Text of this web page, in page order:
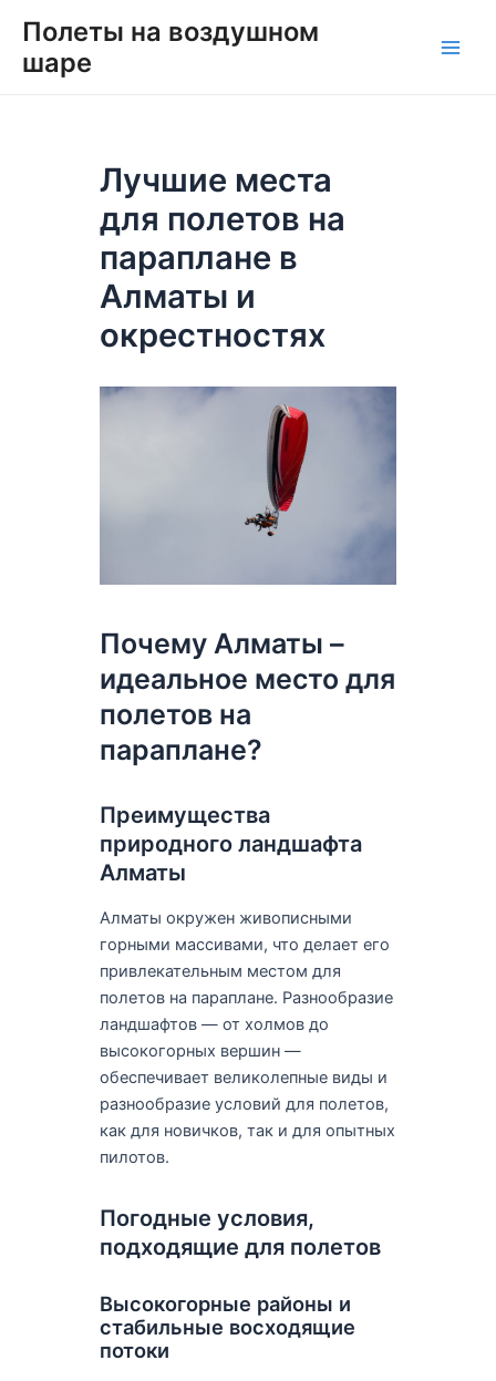
содержимому
Полеты на воздушном
шаре
Лучшие места
для полетов на
параплане в
Алматы и
окрестностях
Почему Алматы –
идеальное место для
полетов на
параплане?
Преимущества
природного ландшафта
Алматы
Алматы окружен живописными
горными массивами, что делает его
привлекательным местом для
полетов на параплане. Разнообразие
ландшафтов — от холмов до
высокогорных вершин —
обеспечивает великолепные виды и
разнообразие условий для полетов,
как для новичков, так и для опытных
пилотов.
Погодные условия,
подходящие для полетов
Высокогорные районы и
стабильные восходящие
потоки
по
записям